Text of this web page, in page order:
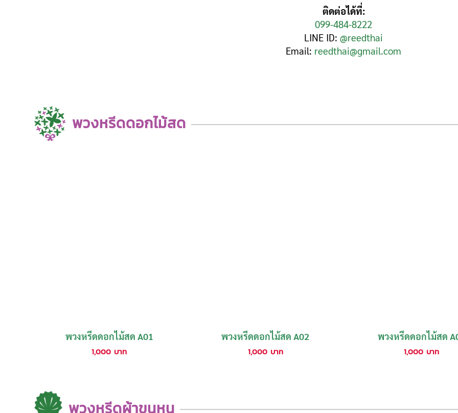
ติดต่อได้ที่:
099-484-8222
LINE ID: @reedthai
Email: reedthai@gmail.com
พวงหรีดดอกไม้สด
พวงหรีดดอกไม้สด A01
1,000 บาท
พวงหรีดดอกไม้สด A02
1,000 บาท
พวงหรีดดอกไม้สด
1,000 บาท
พวงหรีดผ้าขนหนู